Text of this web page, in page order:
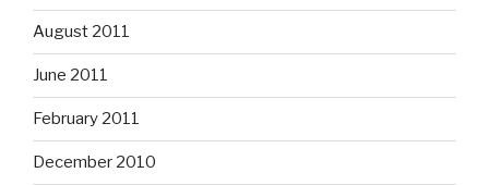
August 2011
June 2011
February 2011
December 2010